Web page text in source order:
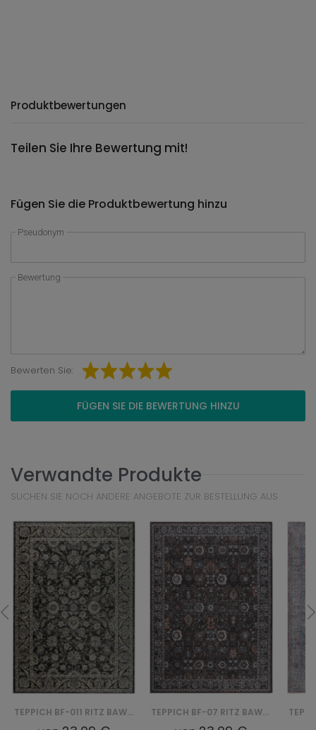
Produktbewertungen
Teilen Sie Ihre Bewertung mit!
Fügen Sie die Produktbewertung hinzu
Pseudonym
Bewertung
Bewerten Sie:
FÜGEN SIE DIE BEWERTUNG HINZU
Verwandte Produkte
SUCHEN SIE NOCH ANDERE ANGEBOTE ZUR BESTELLUNG AUS
TEPPICH BF-011 RITZ BAWEŁNIANY TEPPICH BF-07 RITZ BAWEŁNIANY